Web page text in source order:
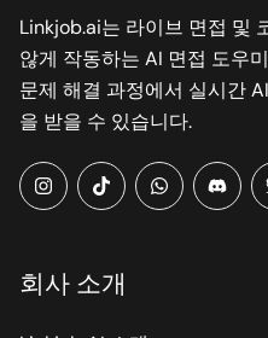
Linkjob.ai는 라이브 면접 및
않게 작동하는 AI 면접 도우
문제 해결 과정에서 실시간
을 받을 수 있습니다.
instagramtiktok whatsapp
회사 소개